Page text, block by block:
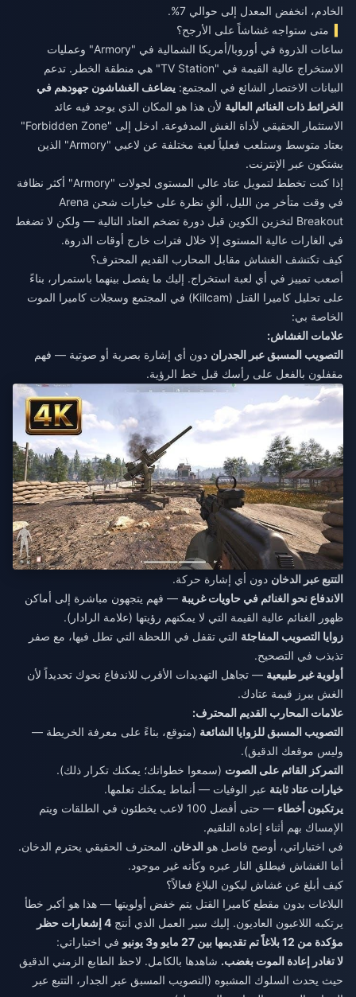
الخادم، انخفض المعدل إلى حوالي 7%.
متى ستواجه غشاشاً على الأرجح؟
ساعات الذروة في أوروبا/أمريكا الشمالية في "Armory" وعمليات
الاستخراج عالية القيمة في "TV Station" هي منطقة الخطر. تدعم
البيانات الاختصار الشائع في المجتمع: يضاعف الغشاشون جهودهم في
الخرائط ذات الغنائم العالية لأن هذا هو المكان الذي يوجد فيه عائد
الاستثمار الحقيقي لأداة الغش المدفوعة. ادخل إلى "Forbidden Zone"
بعتاد متوسط وستلعب فعلياً لعبة مختلفة عن لاعبي "Armory" الذين
يشتكون عبر الإنترنت.
إذا كنت تخطط لتمويل عتاد عالي المستوى لجولات "Armory" أكثر نظافة
في وقت متأخر من الليل، ألقِ نظرة على خيارات
شحن Arena
Breakout لتخزين الكوين قبل دورة تضخم العتاد التالية — ولكن لا تضغط
في الغارات عالية المستوى إلا خلال فترات خارج أوقات الذروة.
كيف تكتشف الغشاش مقابل المحارب القديم المحترف؟
أصعب تمييز في أي لعبة استخراج. إليك ما يفصل بينهما باستمرار، بناءً
على تحليل كاميرا القتل (Killcam) في المجتمع وسجلات كاميرا الموت
الخاصة بي:
علامات الغشاش:
التصويب المسبق عبر الجدران دون أي إشارة بصرية أو صوتية — فهم
مقفلون بالفعل على رأسك قبل خط الرؤية.
التتبع عبر الدخان دون أي إشارة حركة.
الاندفاع نحو الغنائم في حاويات غريبة — فهم يتجهون مباشرة إلى أماكن
ظهور الغنائم عالية القيمة التي لا يمكنهم رؤيتها (علامة الرادار).
زوايا التصويب المفاجئة التي تقفل في اللحظة التي تطل فيها، مع صفر
تذبذب في التصحيح.
أولوية غير طبيعية — تجاهل التهديدات الأقرب للاندفاع نحوك تحديداً لأن
الغش يبرز قيمة عتادك.
علامات المحارب القديم المحترف:
التصويب المسبق للزوايا الشائعة (متوقع، بناءً على معرفة الخريطة —
وليس موقعك الدقيق).
التمركز القائم على الصوت (سمعوا خطواتك؛ يمكنك تكرار ذلك).
خيارات عتاد ثابتة عبر الوفيات — أنماط يمكنك تعلمها.
يرتكبون أخطاء
— حتى أفضل 100 لاعب يخطئون في الطلقات ويتم
الإمساك بهم أثناء إعادة التلقيم.
في اختباراتي، أوضح فاصل هو الدخان. المحترف الحقيقي يحترم الدخان.
أما الغشاش فيطلق النار عبره وكأنه غير موجود.
كيف أبلغ عن غشاش ليكون البلاغ فعالاً؟
البلاغات بدون مقطع كاميرا القتل يتم خفض أولويتها — هذا هو أكبر خطأ
يرتكبه اللاعبون العاديون. إليك سير العمل الذي أنتج
4 إشعارات حظر
مؤكدة من 12 بلاغاً تم تقديمها بين 27 مايو و3 يونيو
في اختباراتي:
لا تغادر إعادة الموت بغضب. شاهدها بالكامل. لاحظ الطابع الزمني الدقيق
حيث يحدث السلوك المشبوه (التصويب المسبق عبر الجدار، التتبع عبر